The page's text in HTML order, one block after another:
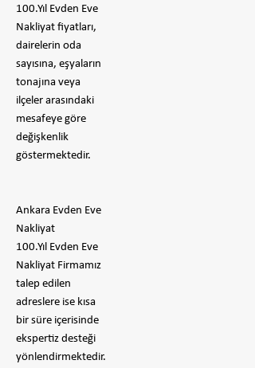
100.Yıl Evden Eve
Nakliyat fiyatları,
dairelerin oda
sayısına, eşyaların
tonajına veya
ilçeler arasındaki
mesafeye göre
değişkenlik
göstermektedir.
Ankara Evden Eve
Nakliyat
100.Yıl Evden Eve
Nakliyat Firmamız
talep edilen
adreslere ise kısa
bir süre içerisinde
ekspertiz desteği
yönlendirmektedir.